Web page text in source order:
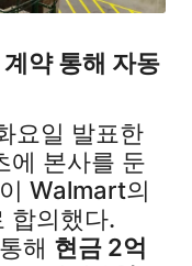
약 통해 자동
요일 발표한
에 본사를 둔
Walmart의
합의했다.
해 현금 2억